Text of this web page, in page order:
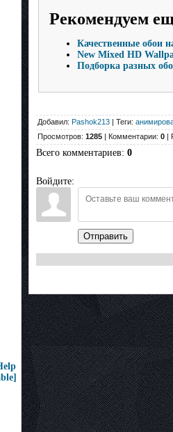
Рекомендуем
Качественные обои
New Mixed HD
Подборка разных
Добавил: Pashok213 | Теги:
Просмотров: 1285 | Комментарии: 0 |
Всего комментариев: 0
Войдите:
Отправить